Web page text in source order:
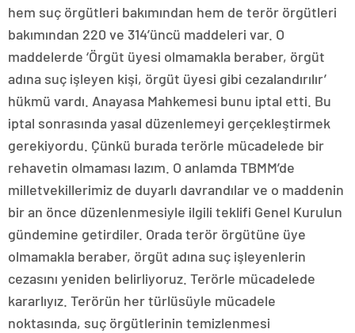
hem suç örgütleri bakımından hem de terör örgütleri
bakımından 220 ve 314’üncü maddeleri var. O
maddelerde ‘Örgüt üyesi olmamakla beraber, örgüt
adına suç işleyen kişi, örgüt üyesi gibi cezalandırılır’
hükmü vardı. Anayasa Mahkemesi bunu iptal etti. Bu
iptal sonrasında yasal düzenlemeyi gerçekleştirmek
gerekiyordu. Çünkü burada terörle mücadelede bir
rehavetin olmaması lazım. O anlamda TBMM’de
milletvekillerimiz de duyarlı davrandılar ve o maddenin
bir an önce düzenlenmesiyle ilgili teklifi Genel Kurulun
gündemine getirdiler. Orada terör örgütüne üye
olmamakla beraber, örgüt adına suç işleyenlerin
cezasını yeniden belirliyoruz. Terörle mücadelede
kararlıyız. Terörün her türlüsüyle mücadele
noktasında, suç örgütlerinin temizlenmesi